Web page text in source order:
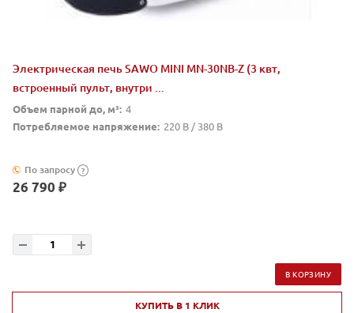
Электрическая печь SAWO MINI MN-30NB-Z (3 квт,
встроенный пульт, внутри ...
Объем парной до, м³: 4
Потребляемое напряжение: 220 В / 380 В
По запросу ?
26 790 ₽
В КОРЗИНУ
КУПИТЬ В 1 КЛИК